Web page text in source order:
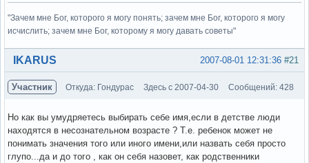
"Зачем мне Бог, которого я могу понять; зачем мне Бог, которого я могу
исчислить; зачем мне Бог, которому я могу давать советы"
Вне форума #21
2007-08-01 12:31:36
IKARUS
Участник Откуда: Гондурас Здесь с 2007-04-30 Сообщений: 428
Но как вы умудряетесь выбирать себе имя,если в детстве люди
находятся в несознательном возрасте ? Т.е. ребенок может не
понимать значения того или иного имени,или назвать себя просто
глупо...да и до того , как он себя назовет, как родственники